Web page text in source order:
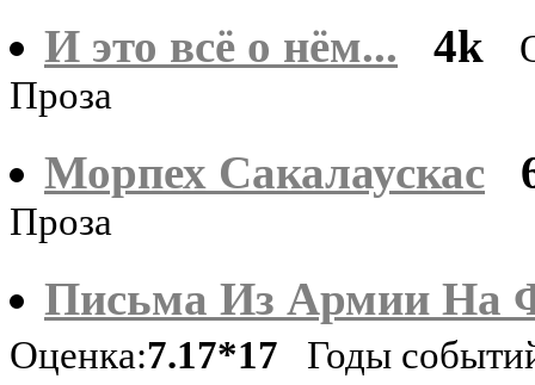
И это всё о нём...
4k
Проза
Морпех Сакалаускас
Проза
Письма Из Армии На
Оценка:7.17*17 Годы